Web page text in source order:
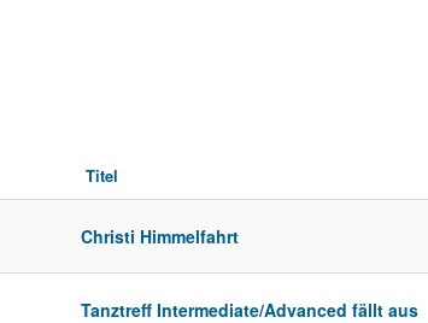
Titel
Christi Himmelfahrt
Tanztreff Intermediate/Advanced fällt aus